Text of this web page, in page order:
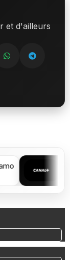
et d'ailleurs